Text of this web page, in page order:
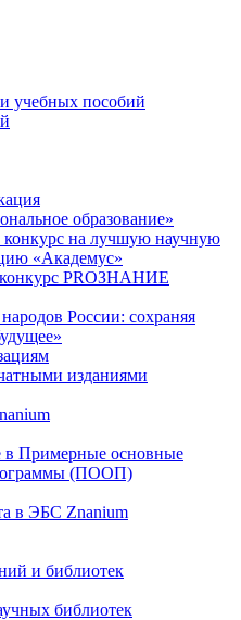
учебных пособий
образование»
на лучшую научную
«Академус»
PROЗНАНИЕ
России: сохраняя
изданиями
Примерные основные
(ПООП)
в ЭБС Znanium
и библиотек
библиотек